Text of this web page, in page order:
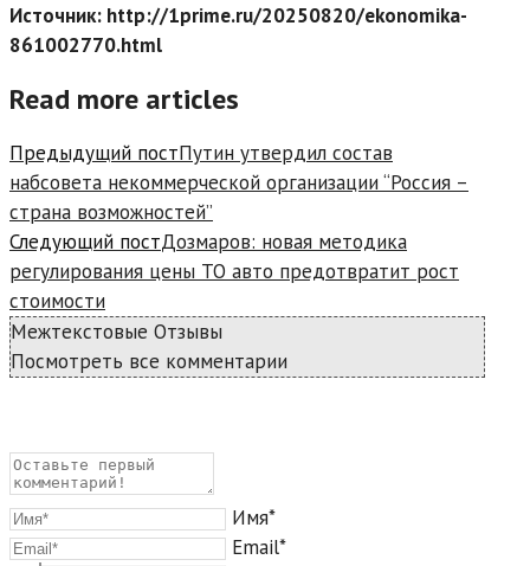
Источник: http://1prime.ru/20250820/ekonomika-
861002770.html
Read more articles
Предыдущий постПутин утвердил состав
набсовета некоммерческой организации “Россия –
страна возможностей”
Следующий постДозмаров: новая методика
регулирования цены ТО авто предотвратит рост
стоимости
Межтекстовые Отзывы
Посмотреть все комментарии
Имя*
Email*